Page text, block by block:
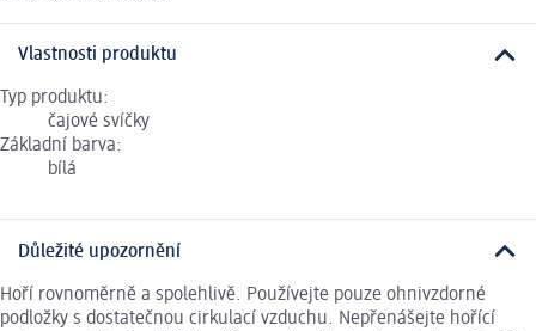
Vlastnosti produktu
Typ produktu:
čajové svíčky
Základní barva:
bílá
Důležité upozornění
Hoří rovnoměrně a spolehlivě. Používejte pouze ohnivzdorné
podložky s dostatečnou cirkulací vzduchu. Nepřenášejte hořící